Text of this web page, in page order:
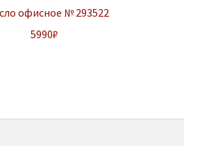
офисное № 293522
5990₽